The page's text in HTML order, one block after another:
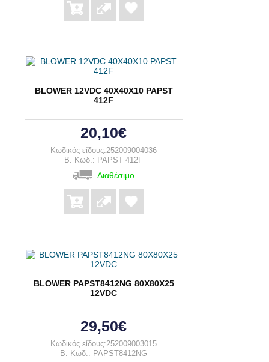
BLOWER 12VDC 40X40X10 PAPST
412F
20,10€
Κωδικός είδους:252009004036
B. Κωδ.: PAPST 412F
Διαθέσιμο
BLOWER PAPST8412NG 80Χ80Χ25
12VDC
29,50€
Κωδικός είδους:252009003015
B. Κωδ.: PAPST8412NG